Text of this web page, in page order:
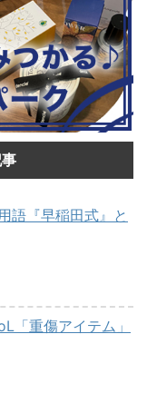
語『早稲田式』と
「重傷アイテム」